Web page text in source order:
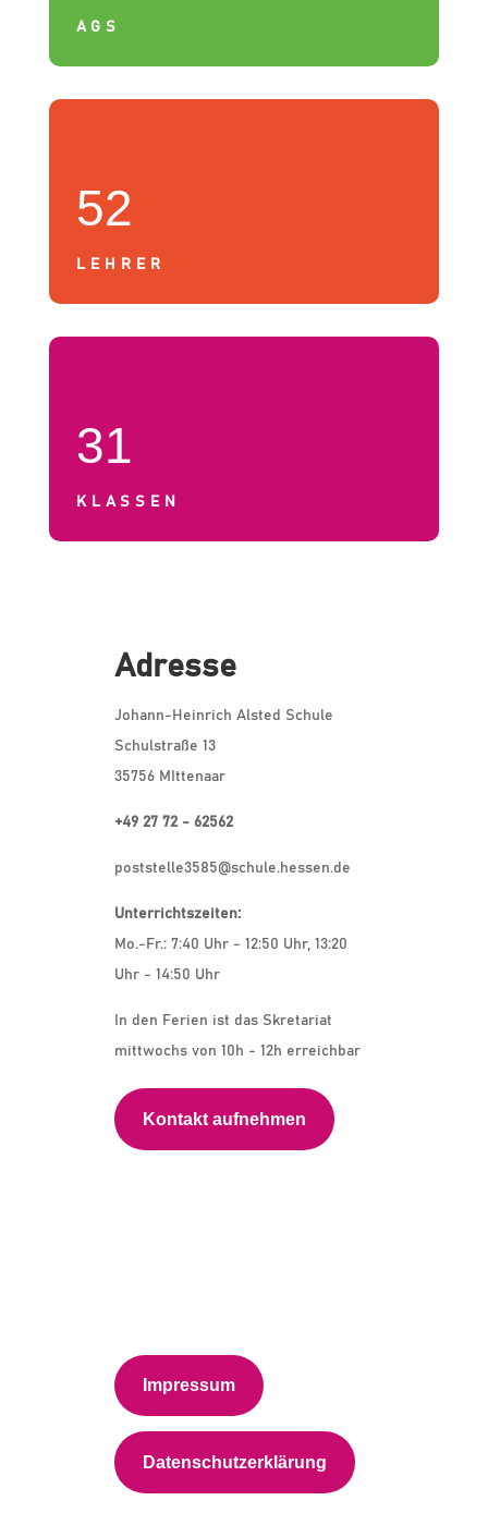
AGS
52
LEHRER
31
KLASSEN
Adresse
Johann-Heinrich Alsted Schule
Schulstraße 13
35756 MIttenaar
+49 27 72 - 62562
poststelle3585@schule.hessen.de
Unterrichtszeiten:
Mo.-Fr.: 7:40 Uhr - 12:50 Uhr, 13:20
Uhr - 14:50 Uhr
In den Ferien ist das Skretariat
mittwochs von 10h - 12h erreichbar
Kontakt aufnehmen
Impressum
Datenschutzerklärung